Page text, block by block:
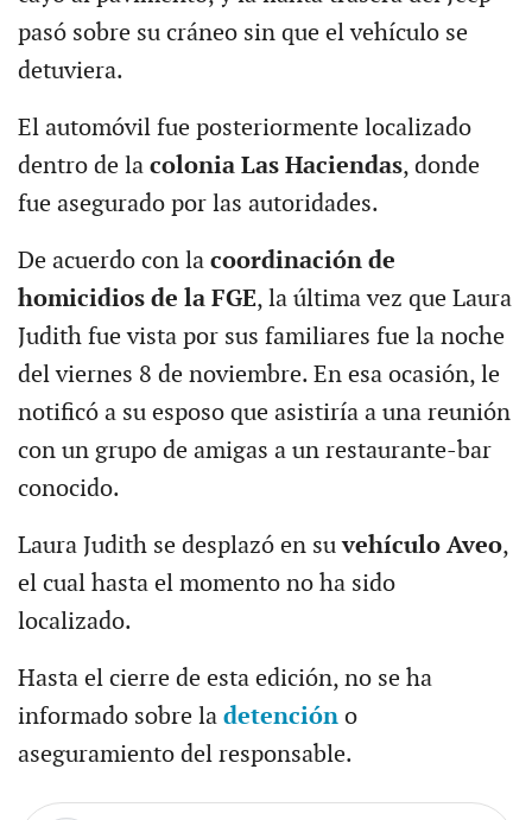
pasó sobre su cráneo sin que el vehículo se
detuviera.
El automóvil fue posteriormente localizado
dentro de lacolonia Las Haciendas, donde
fue asegurado por las autoridades.
De acuerdo con la coordinación de
homicidios de la FGE, la última vez que Laura
Judith fue vista por sus familiares fue la noche
del viernes 8 de noviembre. En esa ocasión, le
notificó a su esposo que asistiría a una reunión
con un grupo de amigas a un restaurante-bar
conocido.
Laura Judith se desplazó en suvehículo Aveo,
el cual hasta el momento no ha sido
localizado.
Hasta el cierre de esta edición, no se ha
informado sobre la detención o
aseguramiento del responsable.